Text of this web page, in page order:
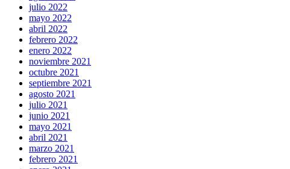
julio 2022
mayo 2022
abril 2022
febrero 2022
enero 2022
noviembre 2021
octubre 2021
septiembre 2021
agosto 2021
julio 2021
junio 2021
mayo 2021
abril 2021
marzo 2021
febrero 2021